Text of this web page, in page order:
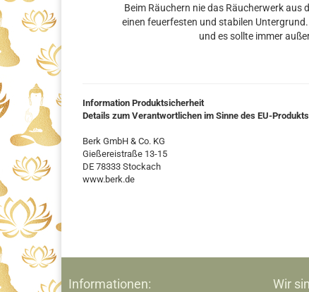
Beim Räuchern nie das Räucherwerk aus
einen feuerfesten und stabilen
und es sollte immer
Information Produktsicherheit
Details zum Verantwortlichen im Sinne des EU-
Berk GmbH & Co. KG
Gießereistraße 13-15
DE 78333 Stockach
www.berk.de
Informationen: Wir